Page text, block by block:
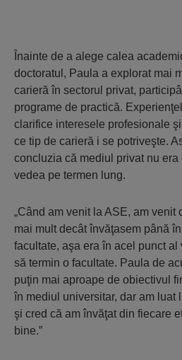
Înainte de a alege calea
doctoratul, Paula a explorat mai
carieră în sectorul privat,
programe de practică.
clarifice interesele profesionale
ce tip de carieră i se potriveşte.
concluzia că mediul privat nu era
vedea pe termen lung.
„Când am venit la ASE, am venit
mai mult decât învăţasem până
facultate, aşa era în acel punct
să termin o facultate. Paula de
puţin mai aproape de obiectivul
în mediul universitar, dar am luat
şi cred că am învăţat din fiecare
bine.”